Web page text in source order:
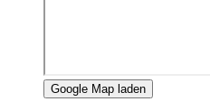
Google Map laden